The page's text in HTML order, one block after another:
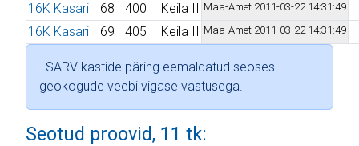
16K Kasari 68 400 Keila II Maa-Amet 2011-03-22 14:31:49
16K Kasari 69 405 Keila II Maa-Amet 2011-03-22 14:31:49
SARV kastide päring eemaldatud seoses
geokogude veebi vigase vastusega.
Seotud proovid, 11 tk: